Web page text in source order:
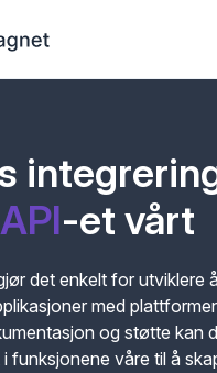
API-et vårt
det enkelt for utviklere
med
og støtte kan
funksjonene våre til å